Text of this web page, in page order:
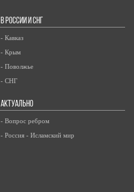
В РОССИИ И СНГ
- Кавказ
- Крым
- Поволжье
- СНГ
АКТУАЛЬНО
- Вопрос ребром
- Россия - Исламский мир